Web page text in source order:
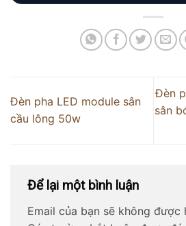
Đèn pha LED module sân
cầu lông 50w
Đèn
sân
Để lại một bình luận
Email của bạn sẽ không được